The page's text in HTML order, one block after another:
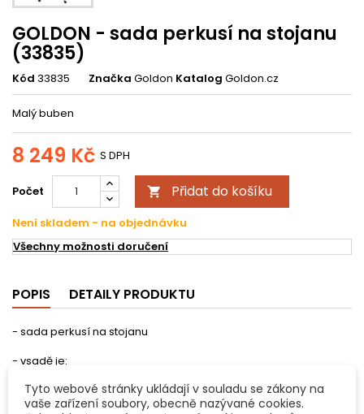
GOLDON - sada perkusí na stojanu
(33835)
Kód 33835 Značka Goldon Katalog Goldon.cz
Malý buben
8 249 Kč S DPH
Počet  Přidat do košíku
Není skladem - na objednávku
Všechny možnosti doručení
POPIS DETAILY PRODUKTU
- sada perkusí na stojanu
- vsadě je:
- činel 20cm
Tyto webové stránky ukládají v souladu se zákony na
vaše zařízení soubory, obecně nazývané cookies.